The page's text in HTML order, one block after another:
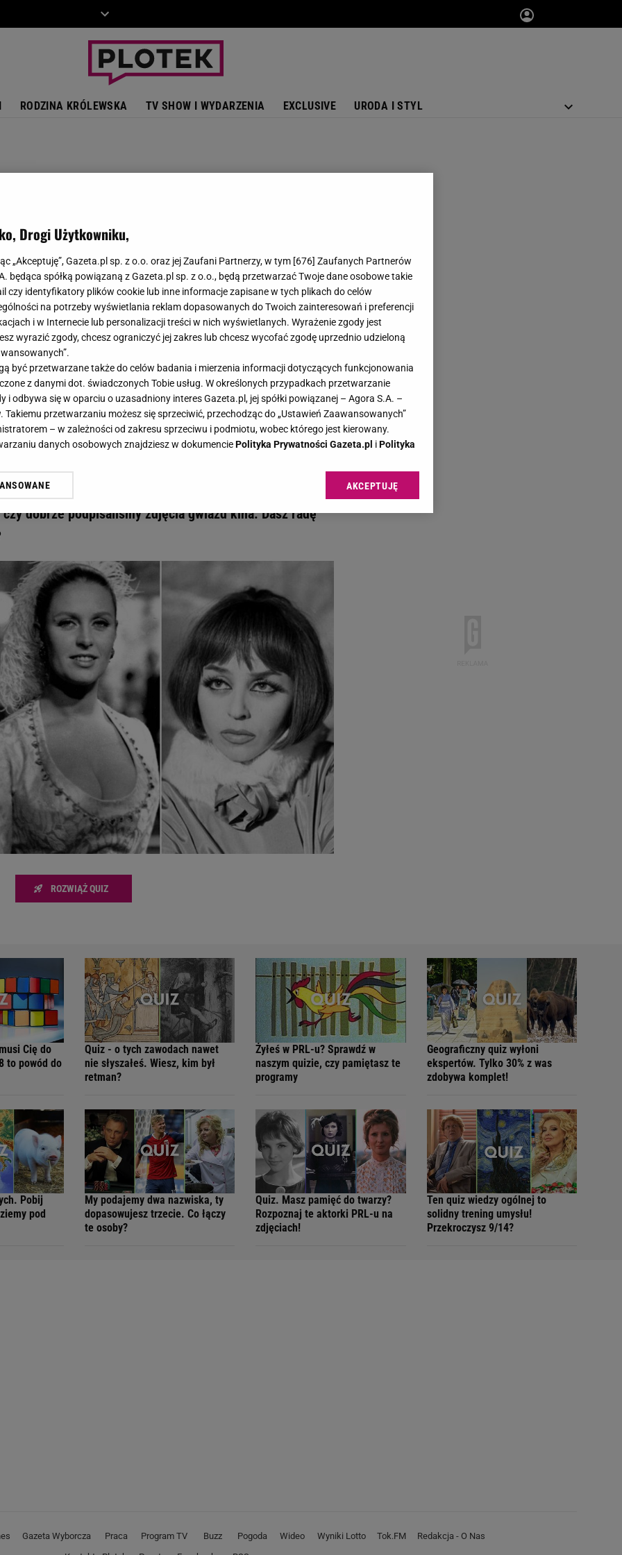
RODZINA KRÓLEWSKA TV SHOW I WYDARZENIA EXCLUSIVE URODA I STYL
aktorki PRL-u. Pamiętasz wszystkie? Zawalcz o wynik 12/12 - Gazeta.pl
aktorki PRL-u. Pamiętasz
12/12
się pięknem tych polskich aktorek! Zasady tego quizu
dobrze podpisaliśmy zdjęcia gwiazd kina. Dasz radę
ROZWIĄŻ QUIZ
Cię do
to powód do
Quiz - o tych zawodach nawet
nie słyszałeś. Wiesz, kim był
retman?
Żyłeś w PRL-u? Sprawdź w
naszym quizie, czy pamiętasz te
programy
Geograficzny quiz wyłoni
ekspertów. Tylko 30% z was
zdobywa komplet!
Pobij
pod
My podajemy dwa nazwiska, ty
dopasowujesz trzecie. Co łączy
te osoby?
Quiz. Masz pamięć do twarzy?
Rozpoznaj te aktorki PRL-u na
zdjęciach!
Ten quiz wiedzy ogólnej to
solidny trening umysłu!
Przekroczysz 9/14?
Gazeta Wyborcza Praca Program TV Buzz Pogoda Wideo Wyniki Lotto Tok.FM
Redakcja - O Nas
Drogi Użytkowniku,
„Akceptuję”, Gazeta.pl sp. z o.o. oraz jej Zaufani Partnerzy, w tym [676] Zaufanych Partnerów
będąca spółką powiązaną z Gazeta.pl sp. z o.o., będą przetwarzać Twoje dane osobowe takie
czy identyfikatory plików cookie lub inne informacje zapisane w tych plikach do celów
na potrzeby wyświetlania reklam dopasowanych do Twoich zainteresowań i preferencji
i w Internecie lub personalizacji treści w nich wyświetlanych. Wyrażenie zgody jest
wyrazić zgody, chcesz ograniczyć jej zakres lub chcesz wycofać zgodę uprzednio udzieloną
być przetwarzane także do celów badania i mierzenia informacji dotyczących funkcjonowania
z danymi dot. świadczonych Tobie usług. W określonych przypadkach przetwarzanie
i odbywa się w oparciu o uzasadniony interes Gazeta.pl, jej spółki powiązanej – Agora S.A. –
Takiemu przetwarzaniu możesz się sprzeciwić, przechodząc do „Ustawień Zaawansowanych”
– w zależności od zakresu sprzeciwu i podmiotu, wobec którego jest kierowany.
danych osobowych znajdziesz w dokumenciePolityka Prywatności Gazeta.pl iPolityka
też zgodę na zainstalowanie i przechowywanie plików cookie Gazeta.pl sp. z o.o., jej
narzędzie do zarządzania twoimi preferencjami dot. przetwarzania danych poprzez
” w stopce serwisu i przechodząc do „Ustawień Zaawansowanych”. Zmiana ustawień
i Agora S.A. możemy przetwarzać dane osobowe w następujących celach:
geolokalizacyjnych. Aktywne skanowanie charakterystyki urządzenia do celów identyfikacji.
na urządzeniu lub dostęp do nich. Spersonalizowane reklamy i treści, pomiar reklam i treści,
usług.Lista Zaufanych Partnerów
AKCEPTUJĘ